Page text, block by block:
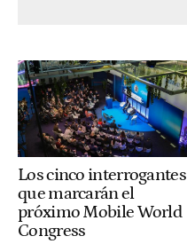
Los cinco interrogantes
que marcarán el
próximo Mobile World
Congress